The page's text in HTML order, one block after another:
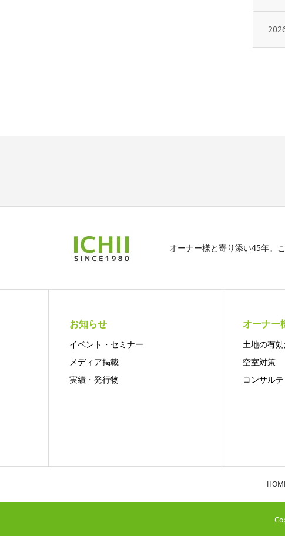
オーナー様と寄り添い45年。
お知らせ
イベント・セミナー
メディア掲載
実績・発行物
オーナー
土地の有
空室対策
コンサル